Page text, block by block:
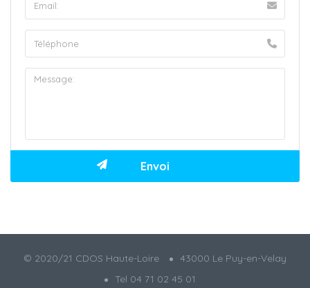
© 2020/21 CDOS Haute-Loire
43000 Le Puy-en-Velay
Tel 04 71 02 45 01